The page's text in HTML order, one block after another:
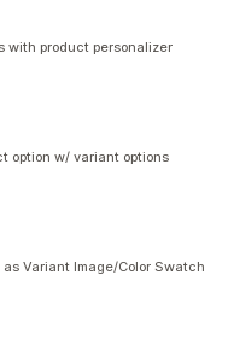
with product personalizer
option w/ variant options
Variant Image/Color Swatch